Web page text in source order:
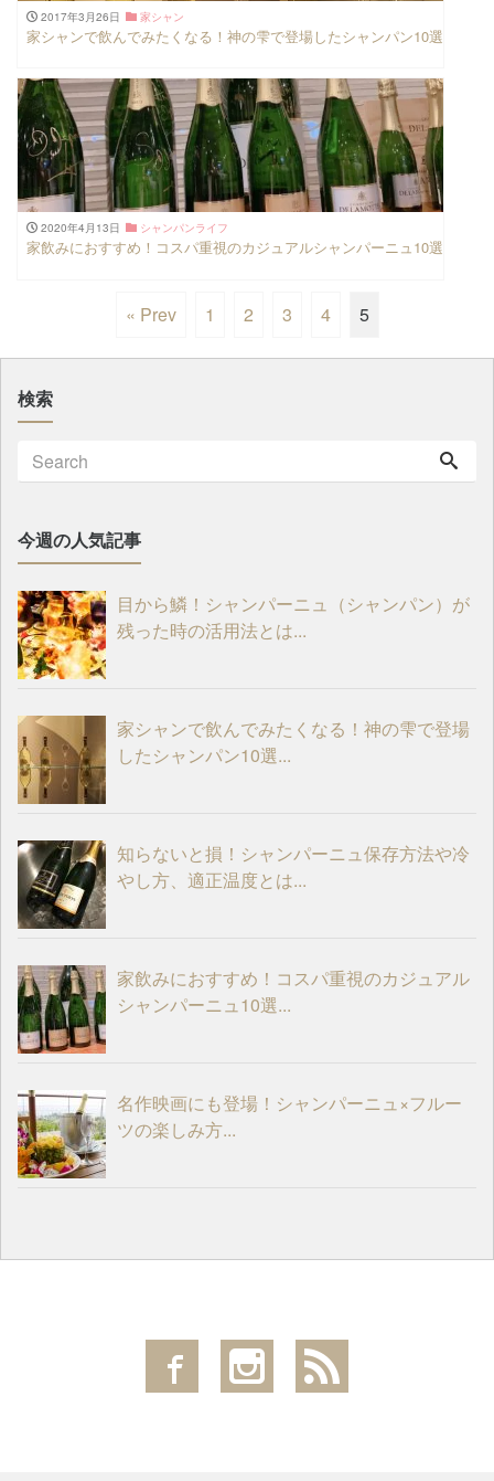
2017年3月26日 家シャン
家シャンで飲んでみたくなる！神の雫で登場したシャンパン10選
2020年4月13日 シャンパンライフ
家飲みにおすすめ！コスパ重視のカジュアルシャンパーニュ10選
« Prev 1 2 3 4 5
検索
今週の人気記事
目から鱗！シャンパーニュ（シャンパン）が
残った時の活用法とは...
家シャンで飲んでみたくなる！神の雫で登場
したシャンパン10選...
知らないと損！シャンパーニュ保存方法や冷
やし方、適正温度とは...
家飲みにおすすめ！コスパ重視のカジュアル
シャンパーニュ10選...
名作映画にも登場！シャンパーニュ×フルー
ツの楽しみ方...